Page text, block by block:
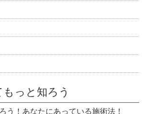
っと知ろう
う！あなたにあっている施術法！